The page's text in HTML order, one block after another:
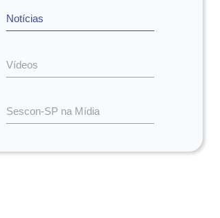
Notícias
Vídeos
Sescon-SP na Mídia